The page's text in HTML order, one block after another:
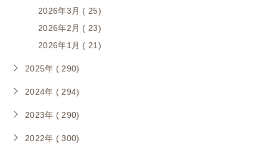
2026年3月 ( 25)
2026年2月 ( 23)
2026年1月 ( 21)
2025年 ( 290)
2024年 ( 294)
2023年 ( 290)
2022年 ( 300)